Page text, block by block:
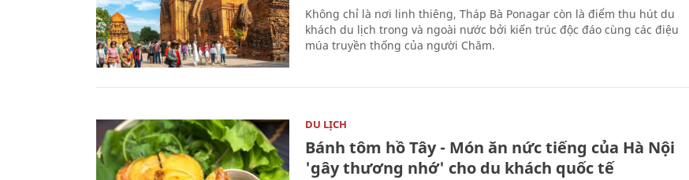
Không chỉ là nơi linh thiêng, Tháp Bà Ponagar còn là điểm thu hút du
khách du lịch trong và ngoài nước bởi kiến trúc độc đáo cùng các điệu
múa truyền thống của người Chăm.
DU LỊCH
Bánh tôm hồ Tây - Món ăn nức tiếng của Hà Nội
'gây thương nhớ' cho du khách quốc tế